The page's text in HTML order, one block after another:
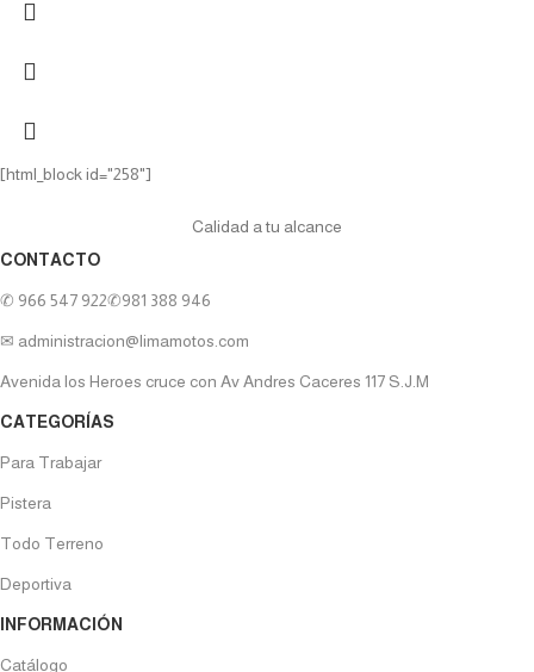
[html_block id="258"]
Calidad a tu alcance
CONTACTO
✆ 966 547 922✆981 388 946
✉ administracion@limamotos.com
Avenida los Heroes cruce con Av Andres Caceres 117 S.J.M
CATEGORÍAS
Para Trabajar
Pistera
Todo Terreno
Deportiva
INFORMACIÓN
Catálogo